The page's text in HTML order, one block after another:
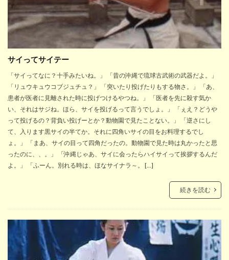
サイってサイテー
「サイってなに？十手みたいね。」 「昔の沖縄で琉球古武術の武器だよ。」
「リュウキュウコブジュチュ？」 「突いたり投げたりもする物さ。」 「あ、
患者が医者に見離された時に投げつけるやつね。」 「医者を先に殺す気か
い、それはサジね。ほら、サイを投げるって言うでしょ。」 「ぇえ？どうや
って投げるの？背負い投げーとか？動物園で見たことない。」 「逆さにし
て、入ります黒サイの半てか。それに四角いサイの目をお料理するでし
ょ。」 「まあ、サイの目って四角だったの。動物園で見た時は丸かったと思
ったのに、、。」 「沖縄じゃあ、サイに会ったらハイサイって挨拶するんだ
よ。」 「ふーん。別れる時は、ほなサイナラ～。 […]
続きを読む